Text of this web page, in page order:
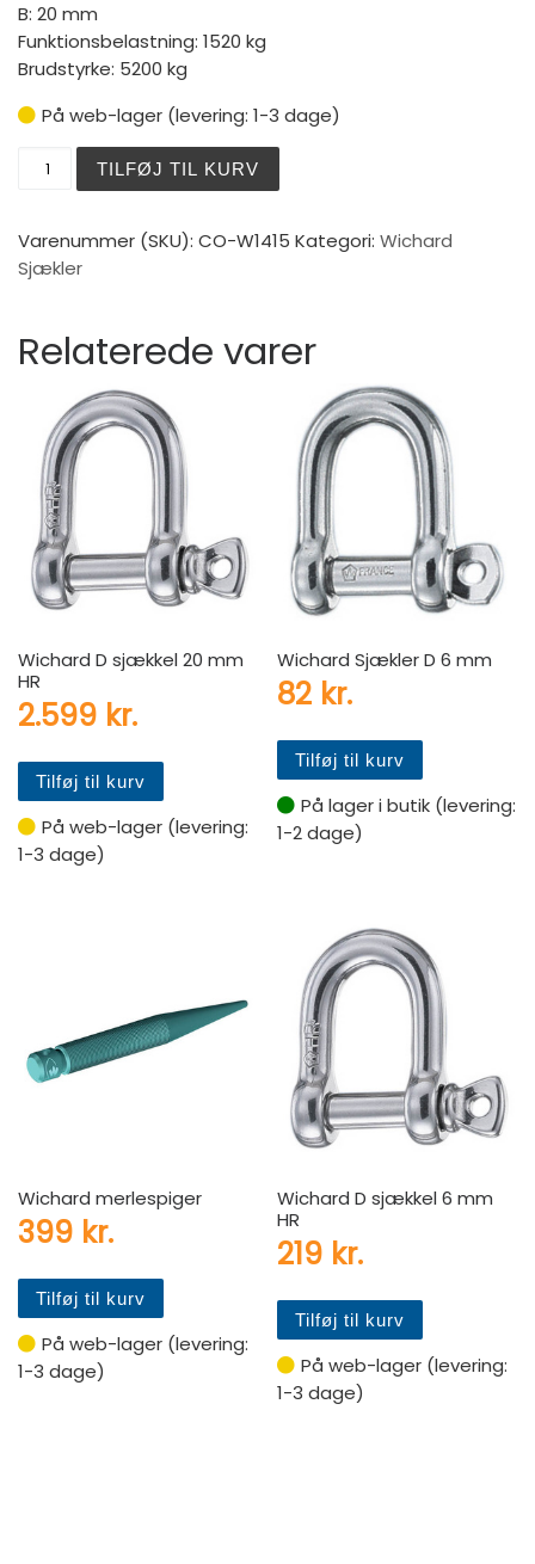
B: 20 mm
Funktionsbelastning: 1520 kg
Brudstyrke: 5200 kg
På web-lager (levering: 1-3 dage)
TILFØJ TIL KURV
Varenummer (SKU): CO-W1415 Kategori: Wichard
Sjækler
Relaterede varer
Wichard D sjækkel 20 mm
HR
2.599 kr.
Tilføj til kurv
På web-lager (levering:
1-3 dage)
Wichard Sjækler D 6 mm
82 kr.
Tilføj til kurv
På lager i butik (levering:
1-2 dage)
Wichard merlespiger
399 kr.
Tilføj til kurv
På web-lager (levering:
1-3 dage)
Wichard D sjækkel 6 mm
HR
219 kr.
Tilføj til kurv
På web-lager (levering:
1-3 dage)